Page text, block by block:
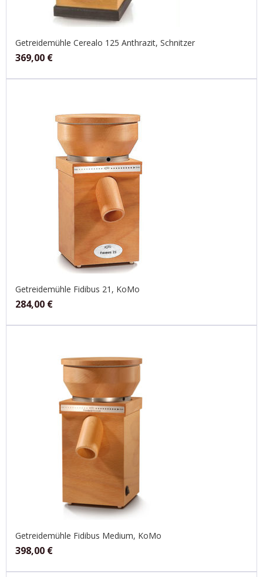
Getreidemühle Cerealo 125 Anthrazit, Schnitzer
369,00 €
Getreidemühle Fidibus 21, KoMo
284,00 €
Getreidemühle Fidibus Medium, KoMo
398,00 €